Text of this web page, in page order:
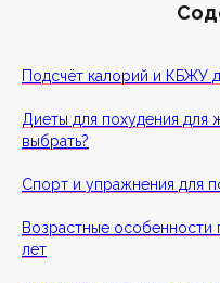
Подсчёт калорий и КБЖУ
Диеты для похудения для
выбрать?
Спорт и упражнения для
Возрастные
лет